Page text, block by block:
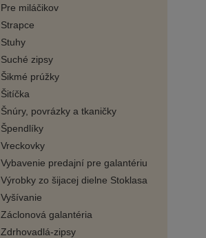
Pre miláčikov
Strapce
Stuhy
Suché zipsy
Šikmé prúžky
Šitíčka
Šnúry, povrázky a tkaničky
Špendlíky
Vreckovky
Vybavenie predajní pre galantériu
Výrobky zo šijacej dielne Stoklasa
Vyšívanie
Záclonová galantéria
Zdrhovadlá-zipsy